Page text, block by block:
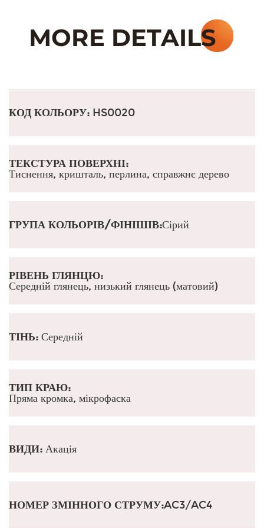
КОД КОЛЬОРУ: HS0020
ТЕКСТУРА ПОВЕРХНІ:
Тиснення, кришталь, перлина, справжнє дерево
ГРУПА КОЛЬОРІВ/ФІНІШІВ:Сірий
РІВЕНЬ ГЛЯНЦЮ:
Середній глянець, низький глянець (матовий)
ТІНЬ: Середній
ТИП КРАЮ:
Пряма кромка, мікрофаска
ВИДИ: Акація
НОМЕР ЗМІННОГО СТРУМУ:AC3/AC4